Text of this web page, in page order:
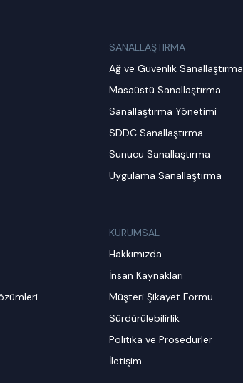
SANALLAŞTIRMA
Ağ ve Güvenlik Sanallaştırma
Masaüstü Sanallaştırma
Sanallaştırma Yönetimi
SDDC Sanallaştırma
Sunucu Sanallaştırma
Uygulama Sanallaştırma
KURUMSAL
Hakkımızda
İnsan Kaynakları
Müşteri Şikayet Formu
Sürdürülebilirlik
Politika ve Prosedürler
İletişim